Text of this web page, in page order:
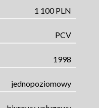
1 100 PLN
PCV
1998
jednopoziomowy